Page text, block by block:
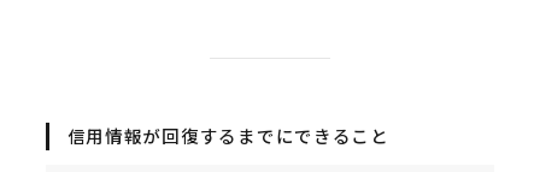
信用情報が回復するまでにできること